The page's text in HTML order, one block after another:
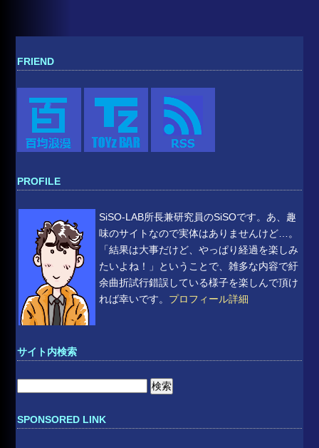
FRIEND
PROFILE
SiSO-LAB所長兼研究員のSiSOです。あ、趣
味のサイトなので実体はありませんけど…。
「結果は大事だけど、やっぱり経過を楽しみ
たいよね！」ということで、雑多な内容で紆
余曲折試行錯誤している様子を楽しんで頂け
れば幸いです。 プロフィール詳細
サイト内検索
SPONSORED LINK